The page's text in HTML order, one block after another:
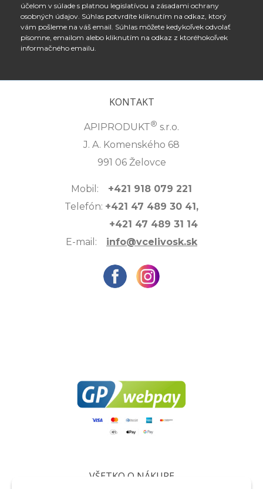
účelom v súlade s platnou legislatívou a zásadami ochrany
osobných údajov. Súhlas potvrdíte kliknutím na odkaz, ktorý
vám pošleme na váš email. Súhlas môžete kedykoľvek odvolať
písomne, emailom alebo kliknutím na odkaz z ktoréhokoľvek
informačného emailu.
KONTAKT
APIPRODUKT® s.r.o.
J. A. Komenského 68
991 06 Želovce
Mobil: +421 918 079 221
Telefón: +421 47 489 30 41,
+421 47 489 31 14
E-mail: info@vcelivosk.sk
VŠETKO O NÁKUPE